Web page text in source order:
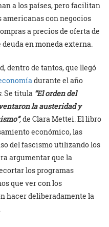
a los países, pero facilitan
con negocios
a precios de oferta de
en moneda externa.
dentro de tantos, que llegó
durante el año
. Se titula “El orden del
la austeridad y
,de Clara Mettei. El libro
económico, las
del fascismo utilizando los
argumentar que la
los programas
que ver con los
hacer deliberadamente la